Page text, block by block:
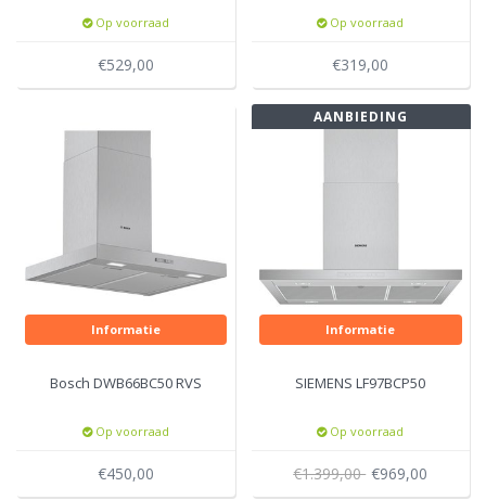
Op voorraad
€529,00
Op voorraad
€319,00
Informatie
Bosch DWB66BC50 RVS
Op voorraad
€450,00
AANBIEDING
Informatie
SIEMENS LF97BCP50
Op voorraad
€1.399,00 €969,00